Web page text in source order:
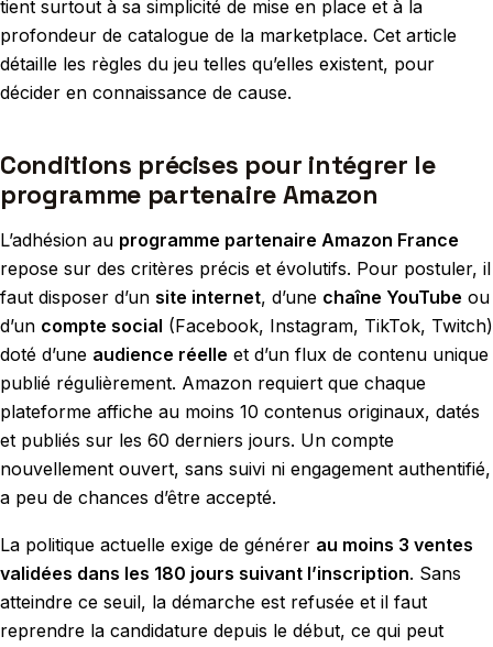
tient surtout à sa simplicité de mise en place et à la
profondeur de catalogue de la marketplace. Cet article
détaille les règles du jeu telles qu’elles existent, pour
décider en connaissance de cause.
Conditions précises pour intégrer le
programme partenaire Amazon
L’adhésion au programme partenaire Amazon France
repose sur des critères précis et évolutifs. Pour postuler, il
faut disposer d’un site internet, d’une chaîne YouTube ou
d’un compte social (Facebook, Instagram, TikTok, Twitch)
doté d’une audience réelle et d’un flux de contenu unique
publié régulièrement. Amazon requiert que chaque
plateforme affiche au moins 10 contenus originaux, datés
et publiés sur les 60 derniers jours. Un compte
nouvellement ouvert, sans suivi ni engagement authentifié,
a peu de chances d’être accepté.
La politique actuelle exige de générer au moins 3 ventes
validées dans les 180 jours suivant l’inscription. Sans
atteindre ce seuil, la démarche est refusée et il faut
reprendre la candidature depuis le début, ce qui peut